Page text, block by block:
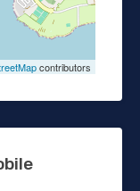
contributors